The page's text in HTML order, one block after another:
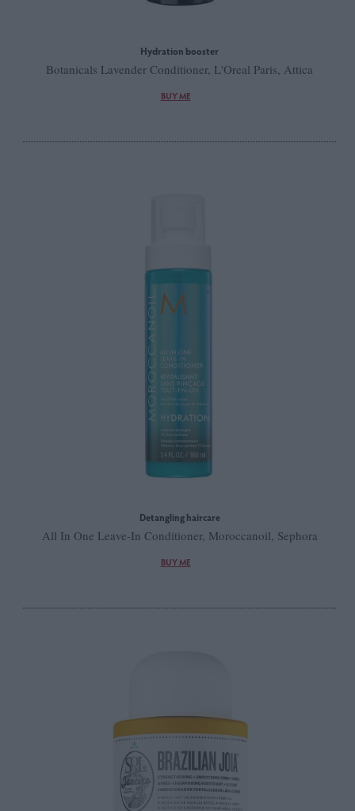
Hydration booster
Botanicals Lavender Conditioner, L'Oreal Paris, Attica
BUY ME
Detangling haircare
All In One Leave-In Conditioner, Moroccanoil, Sephora
BUY ME